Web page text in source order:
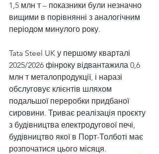
1,5 млн т – показники були незначно
вищими в порівнянні з аналогічним
періодом минулого року.
Tata Steel UK у першому кварталі
2025/2026 фінроку відвантажила 0,6
млн т металопродукції, і наразі
обслуговує клієнтів шляхом
подальшої переробки придбаної
сировини. Триває реалізація проєкту
з будівництва електродугової печі,
будівництво якої в Порт-Толботі має
розпочатися цього місяця.